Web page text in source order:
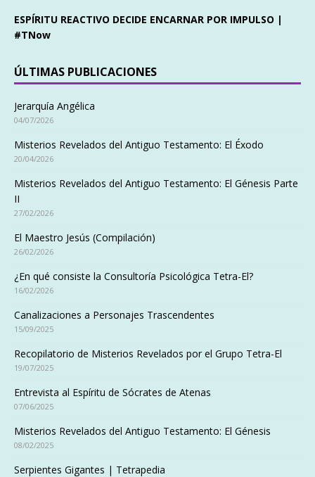
ESPÍRITU REACTIVO DECIDE ENCARNAR POR IMPULSO |
#TNow
ÚLTIMAS PUBLICACIONES
Jerarquía Angélica
04/07/2026
Misterios Revelados del Antiguo Testamento: El Éxodo
20/04/2026
Misterios Revelados del Antiguo Testamento: El Génesis Parte
II
27/02/2026
El Maestro Jesús (Compilación)
26/02/2026
¿En qué consiste la Consultoría Psicológica Tetra-El?
16/02/2026
Canalizaciones a Personajes Trascendentes
15/09/2025
Recopilatorio de Misterios Revelados por el Grupo Tetra-El
19/07/2025
Entrevista al Espíritu de Sócrates de Atenas
07/06/2025
Misterios Revelados del Antiguo Testamento: El Génesis
08/02/2025
Serpientes Gigantes | Tetrapedia